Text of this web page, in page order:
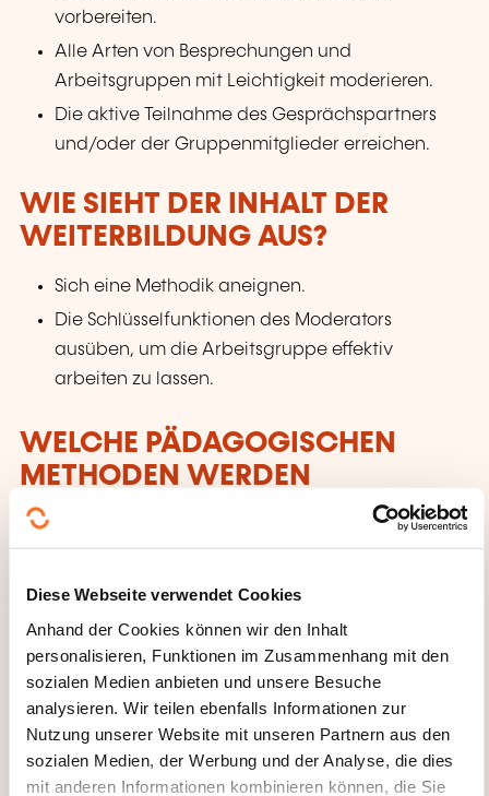
Diese Webseite verwendet Cookies
Anhand der Cookies können wir den Inhalt
personalisieren, Funktionen im Zusammenhang mit den
sozialen Medien anbieten und unsere Besuche
analysieren. Wir teilen ebenfalls Informationen zur
Nutzung unserer Website mit unseren Partnern aus den
sozialen Medien, der Werbung und der Analyse, die dies
mit anderen Informationen kombinieren können, die Sie
vorbereiten.
Alle Arten von Besprechungen und
Arbeitsgruppen mit Leichtigkeit moderieren.
Die aktive Teilnahme des Gesprächspartners
und/oder der Gruppenmitglieder erreichen.
WIE SIEHT DER INHALT DER
WEITERBILDUNG AUS?
Sich eine Methodik aneignen.
Die Schlüsselfunktionen des Moderators
ausüben, um die Arbeitsgruppe effektiv
arbeiten zu lassen.
WELCHE PÄDAGOGISCHEN
METHODEN WERDEN
ANGEWANDT?
(unter realen Bedingungen)
Theoretischer Unterricht (Vorlesung im
Seminarraum oder in der Werkstatt)
WAS ERHALTEN SIE AM ENDE
DER WEITERBILDUNG?